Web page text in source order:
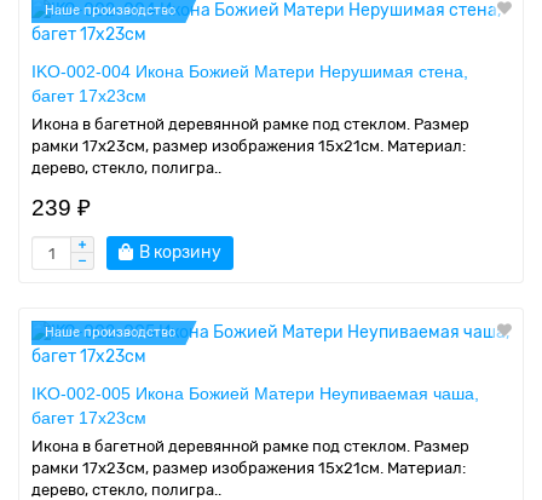
Наше производство
IKO-002-004 Икона Божией Матери Нерушимая стена,
багет 17х23см
Икона в багетной деревянной рамке под стеклом. Размер
рамки 17x23см, размер изображения 15x21см. Материал:
дерево, стекло, полигра..
239 ₽
В корзину
Наше производство
IKO-002-005 Икона Божией Матери Неупиваемая чаша,
багет 17х23см
Икона в багетной деревянной рамке под стеклом. Размер
рамки 17x23см, размер изображения 15x21см. Материал:
дерево, стекло, полигра..